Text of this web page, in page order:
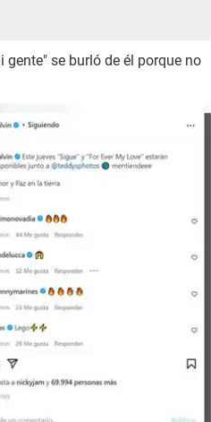
gente" se burló de él porque no